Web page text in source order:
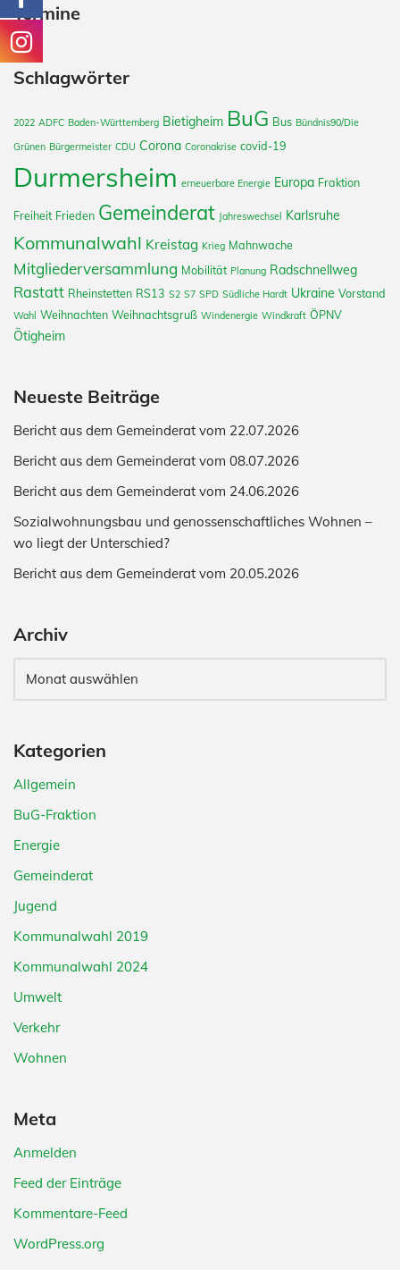
Termine
Schlagwörter
2022 ADFC Baden-Württemberg Bietigheim BuG Bus Bündnis90/Die
Grünen Bürgermeister CDU Corona Coronakrise covid-19
Durmersheim erneuerbare Energie Europa Fraktion
Freiheit Frieden Gemeinderat Jahreswechsel Karlsruhe
Kommunalwahl Kreistag Krieg Mahnwache
Mitgliederversammlung Mobilität Planung Radschnellweg
Rastatt Rheinstetten RS13 S2 S7 SPD Südliche Hardt Ukraine Vorstand
Wahl Weihnachten Weihnachtsgruß Windenergie Windkraft ÖPNV
Ötigheim
Neueste Beiträge
Bericht aus dem Gemeinderat vom 22.07.2026
Bericht aus dem Gemeinderat vom 08.07.2026
Bericht aus dem Gemeinderat vom 24.06.2026
Sozialwohnungsbau und genossenschaftliches Wohnen –
wo liegt der Unterschied?
Bericht aus dem Gemeinderat vom 20.05.2026
Archiv
Kategorien
Allgemein
BuG-Fraktion
Energie
Gemeinderat
Jugend
Kommunalwahl 2019
Kommunalwahl 2024
Umwelt
Verkehr
Wohnen
Meta
Anmelden
Feed der Einträge
Kommentare-Feed
WordPress.org